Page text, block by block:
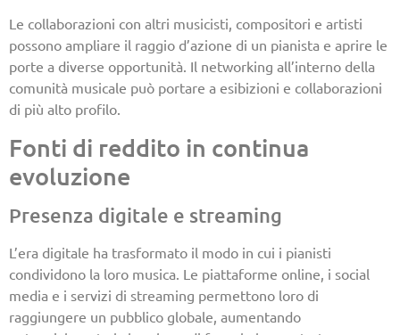
Le collaborazioni con altri musicisti, compositori e artisti
possono ampliare il raggio d’azione di un pianista e aprire le
porte a diverse opportunità. Il networking all’interno della
comunità musicale può portare a esibizioni e collaborazioni
di più alto profilo.
Fonti di reddito in continua
evoluzione
Presenza digitale e streaming
L’era digitale ha trasformato il modo in cui i pianisti
condividono la loro musica. Le piattaforme online, i social
media e i servizi di streaming permettono loro di
raggiungere un pubblico globale, aumentando